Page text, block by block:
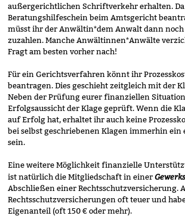
außergerichtlichen Schriftverkehr erhalten.
Beratungshilfeschein beim Amtsgericht
müsst ihr der Anwältin*dem Anwalt dann noch
zuzahlen. Manche Anwältinnen*Anwälte
Fragt am besten vorher nach!
Für ein Gerichtsverfahren könnt ihr
beantragen. Dies geschieht zeitgleich mit der
Neben der Prüfung eurer finanziellen
Erfolgsaussicht der Klage geprüft. Wenn die
auf Erfolg hat, erhaltet ihr auch keine
bei selbst geschriebenen Klagen immerhin ein
sein.
Eine weitere Möglichkeit finanzielle
ist natürlich die Mitgliedschaft in einer
Abschließen einer Rechtsschutzversicherung.
Rechtsschutzversicherungen oft teuer und
Eigenanteil (oft 150 € oder mehr).